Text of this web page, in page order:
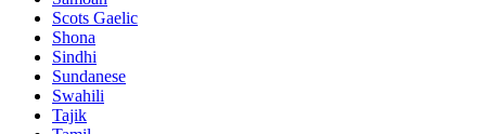
Scots Gaelic
Shona
Sindhi
Sundanese
Swahili
Tajik